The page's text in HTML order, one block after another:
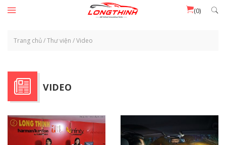
Đến nội dung chính
(0)
Trang chủ/Thư viện /Video
VIDEO